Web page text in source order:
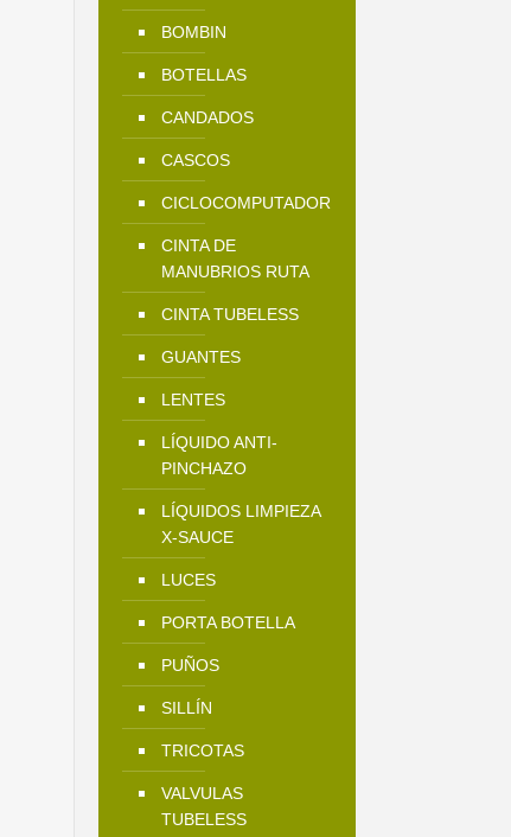
BOMBIN
BOTELLAS
CANDADOS
CASCOS
CICLOCOMPUTADOR
CINTA DE
MANUBRIOS RUTA
CINTA TUBELESS
GUANTES
LENTES
LÍQUIDO ANTI-
PINCHAZO
LÍQUIDOS LIMPIEZA
X-SAUCE
LUCES
PORTA BOTELLA
PUÑOS
SILLÍN
TRICOTAS
VALVULAS
TUBELESS